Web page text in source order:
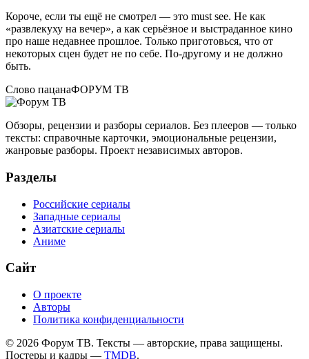
Короче, если ты ещё не смотрел — это must see. Не как
«развлекуху на вечер», а как серьёзное и выстраданное кино
про наше недавнее прошлое. Только приготовься, что от
некоторых сцен будет не по себе. По-другому и не должно
быть.
Слово пацанаФОРУМ ТВ
Обзоры, рецензии и разборы сериалов. Без плееров — только
тексты: справочные карточки, эмоциональные рецензии,
жанровые разборы. Проект независимых авторов.
Разделы
Российские сериалы
Западные сериалы
Азиатские сериалы
Аниме
Сайт
О проекте
Авторы
Политика конфиденциальности
© 2026 Форум ТВ. Тексты — авторские, права защищены.
Постеры и кадры — TMDB.